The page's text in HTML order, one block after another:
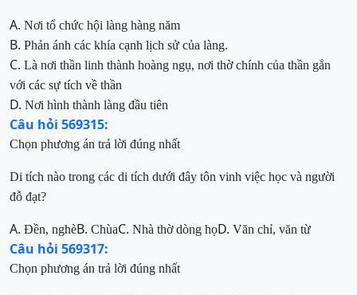
A. Nơi tổ chức hội làng hàng năm
B. Phản ánh các khía cạnh lịch sử của làng.
C. Là nơi thần linh thành hoàng ngụ, nơi thờ chính của thần gắn
với các sự tích về thần
D. Nơi hình thành làng đầu tiên
Câu hỏi 569315:
Chọn phương án trả lời đúng nhất
Di tích nào trong các di tích dưới đây tôn vinh việc học và người
đỗ đạt?
A. Đền, nghèB. ChùaC. Nhà thờ dòng họD. Văn chỉ, văn từ
Câu hỏi 569317:
Chọn phương án trả lời đúng nhất